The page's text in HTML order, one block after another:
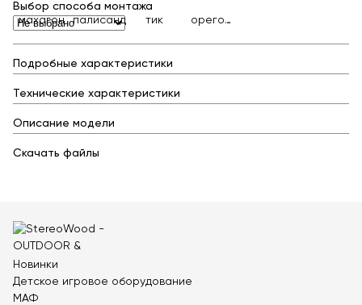
Навесы и беседки
Лежаки и шезлонги
Стенды и указатели
Умный город
Оборудование для выгула и дрессировки собак
Спортивные площадки в ЭКО-стиле
Оборудование для воркаута
Уличные тренажеры
махагон палисандр тик
орегон
Выбор способа монтажа
Подробные характеристики
Технические характеристики
Описание модели
Скачать файлы
Новинки
Детское игровое оборудование
МАФ